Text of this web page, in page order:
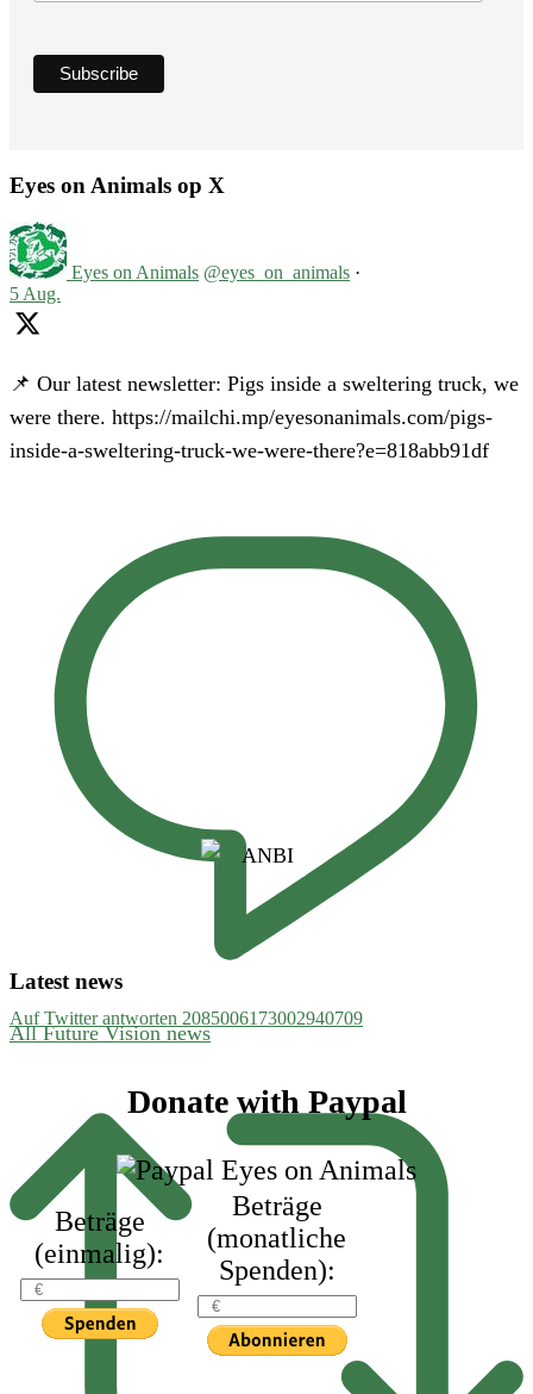
Eyes on Animals op X
Eyes on Animals @eyes_on_animals ·
5 Aug.
📌 Our latest newsletter: Pigs inside a sweltering truck, we
were there. https://mailchi.mp/eyesonanimals.com/pigs-
inside-a-sweltering-truck-we-were-there?e=818abb91df
Auf Twitter antworten 2085006173002940709
Latest news
All Future Vision news
FooterDonate with Paypal
Beträge
(einmalig):
Beträge
(monatliche
Spenden):